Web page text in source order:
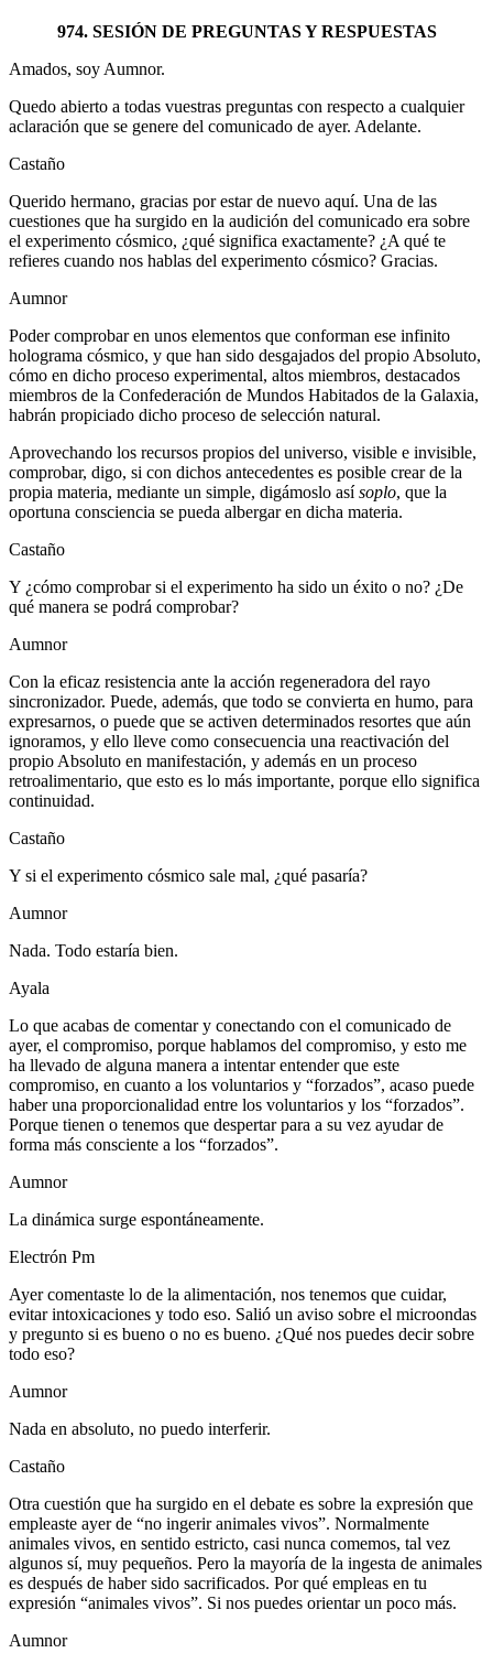
974. SESIÓN DE PREGUNTAS Y RESPUESTAS
Amados, soy Aumnor.
Quedo abierto a todas vuestras preguntas con respecto a cualquier
aclaración que se genere del comunicado de ayer. Adelante.
Castaño
Querido hermano, gracias por estar de nuevo aquí. Una de las
cuestiones que ha surgido en la audición del comunicado era sobre
el experimento cósmico, ¿qué significa exactamente? ¿A qué te
refieres cuando nos hablas del experimento cósmico? Gracias.
Aumnor
Poder comprobar en unos elementos que conforman ese infinito
holograma cósmico, y que han sido desgajados del propio Absoluto,
cómo en dicho proceso experimental, altos miembros, destacados
miembros de la Confederación de Mundos Habitados de la Galaxia,
habrán propiciado dicho proceso de selección natural.
Aprovechando los recursos propios del universo, visible e invisible,
comprobar, digo, si con dichos antecedentes es posible crear de la
propia materia, mediante un simple, digámoslo asísoplo, que la
oportuna consciencia se pueda albergar en dicha materia.
Castaño
Y ¿cómo comprobar si el experimento ha sido un éxito o no? ¿De
qué manera se podrá comprobar?
Aumnor
Con la eficaz resistencia ante la acción regeneradora del rayo
sincronizador. Puede, además, que todo se convierta en humo, para
expresarnos, o puede que se activen determinados resortes que aún
ignoramos, y ello lleve como consecuencia una reactivación del
propio Absoluto en manifestación, y además en un proceso
retroalimentario, que esto es lo más importante, porque ello significa
continuidad.
Castaño
Y si el experimento cósmico sale mal, ¿qué pasaría?
Aumnor
Nada. Todo estaría bien.
Ayala
Lo que acabas de comentar y conectando con el comunicado de
ayer, el compromiso, porque hablamos del compromiso, y esto me
ha llevado de alguna manera a intentar entender que este
compromiso, en cuanto a los voluntarios y “forzados”, acaso puede
haber una proporcionalidad entre los voluntarios y los “forzados”.
Porque tienen o tenemos que despertar para a su vez ayudar de
forma más consciente a los “forzados”.
Aumnor
La dinámica surge espontáneamente.
Electrón Pm
Ayer comentaste lo de la alimentación, nos tenemos que cuidar,
evitar intoxicaciones y todo eso. Salió un aviso sobre el microondas
y pregunto si es bueno o no es bueno. ¿Qué nos puedes decir sobre
todo eso?
Aumnor
Nada en absoluto, no puedo interferir.
Castaño
Otra cuestión que ha surgido en el debate es sobre la expresión que
empleaste ayer de “no ingerir animales vivos”. Normalmente
animales vivos, en sentido estricto, casi nunca comemos, tal vez
algunos sí, muy pequeños. Pero la mayoría de la ingesta de animales
es después de haber sido sacrificados. Por qué empleas en tu
expresión “animales vivos”. Si nos puedes orientar un poco más.
Aumnor